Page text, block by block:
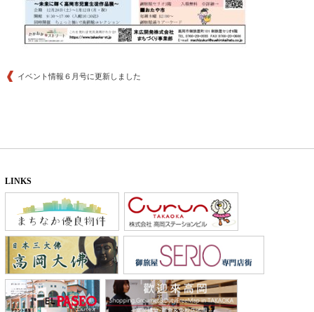
イベント情報６月号に更新しました
LINKS